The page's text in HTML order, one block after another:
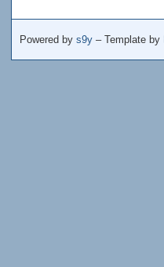
Powered by s9y – Template by